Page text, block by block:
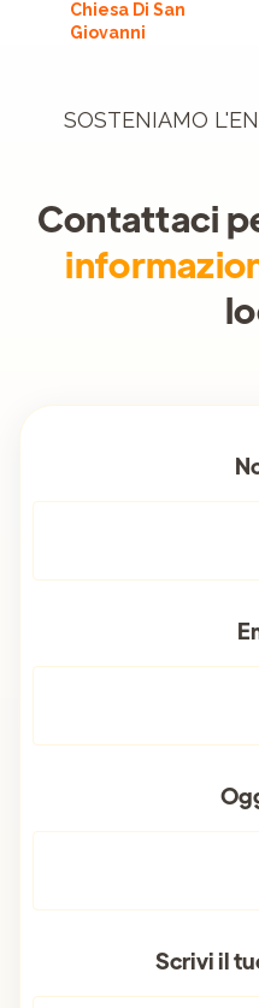
Chiesa Di San
Giovanni
SOSTENIAMO
Contattaci
Scrivi il